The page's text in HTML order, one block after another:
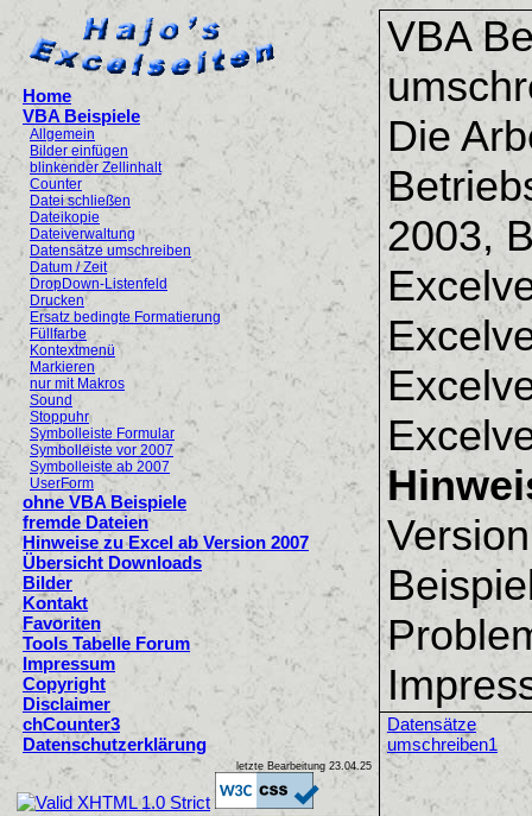
Home
VBA Beispiele
Allgemein
Bilder einfügen
blinkender Zellinhalt
Counter
Datei schließen
Dateikopie
Dateiverwaltung
Datensätze umschreiben
Datum / Zeit
DropDown-Listenfeld
Drucken
Ersatz bedingte Formatierung
Füllfarbe
Kontextmenü
Markieren
nur mit Makros
Sound
Stoppuhr
Symbolleiste Formular
Symbolleiste vor 2007
Symbolleiste ab 2007
UserForm
ohne VBA Beispiele
fremde Dateien
Hinweise zu Excel ab Version 2007
Übersicht Downloads
Bilder
Kontakt
Favoriten
Tools Tabelle Forum
Impressum
Copyright
Disclaimer
chCounter3
Datenschutzerklärung
letzte Bearbeitung 23.04.25
VBA
Die
2003,
Datensätze
umschreiben1